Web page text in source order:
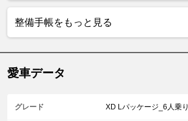
整備手帳をもっと見る
愛車データ
グレード XD Lパッケージ_6人乗